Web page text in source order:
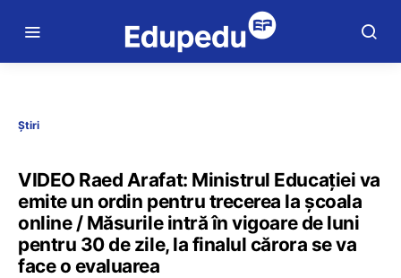
Știri
VIDEO Raed Arafat: Ministrul Educației va
emite un ordin pentru trecerea la școala
online / Măsurile intră în vigoare de luni
pentru 30 de zile, la finalul cărora se va
face o evaluarea